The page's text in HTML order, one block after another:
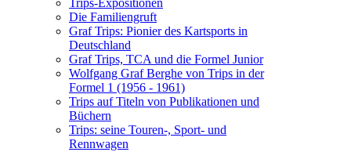
Trips-Expositionen
Die Familiengruft
Graf Trips: Pionier des Kartsports in
Deutschland
Graf Trips, TCA und die Formel Junior
Wolfgang Graf Berghe von Trips in der
Formel 1 (1956 - 1961)
Trips auf Titeln von Publikationen und
Büchern
Trips: seine Touren-, Sport- und
Rennwagen